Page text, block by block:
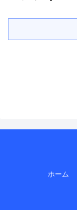
ホーム